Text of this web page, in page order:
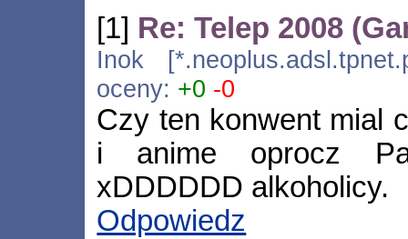
[1] Re: Telep 2008
Inok
oceny: +0 -0
Czy ten konwent mial
i anime oprocz
xDDDDDD alkoholicy.
Odpowiedz